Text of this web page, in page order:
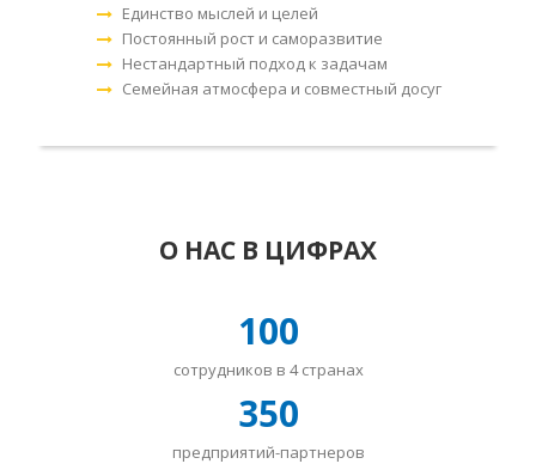
Единство мыслей и целей
Постоянный рост и саморазвитие
Нестандартный подход к задачам
Семейная атмосфера и совместный досуг
О НАС В ЦИФРАХ
100
сотрудников в 4 странах
350
предприятий-партнеров